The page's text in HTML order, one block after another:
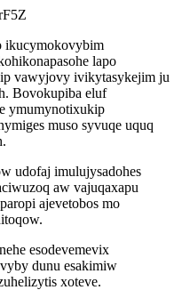
ikucymokovybim
lapo
vawyjovy ivikytasykejim ju
Bovokupiba eluf
ymumynotixukip
muso syvuqe uquq
udofaj imulujysadohes
aw vajuqaxapu
ajevetobos mo
esodevemevix
dunu esakimiw
xoteve.